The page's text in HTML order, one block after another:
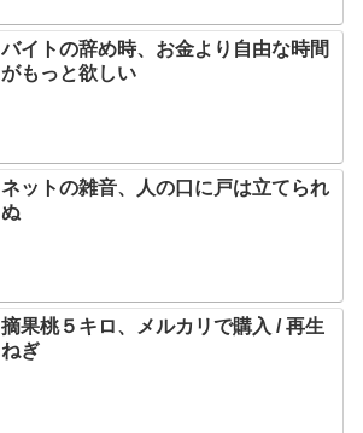
バイトの辞め時、お金より自由な時間
がもっと欲しい
ネットの雑音、人の口に戸は立てられ
ぬ
摘果桃５キロ、メルカリで購入 / 再生
ねぎ